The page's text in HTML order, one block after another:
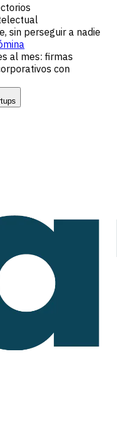
sin perseguir a nadie
al mes: firmas
con